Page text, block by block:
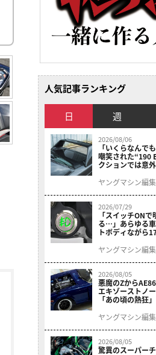
人気記事ランキング
日 週
2026/08/06
「いくらなんで
嘲笑された“190
クションでは意
ヤングマシン編
2026/07/29
「スイッチON
る…」あらゆる
トボディながら
ニット プレシャ
ヤングマシン編
2026/08/05
悪魔のZから
エキゾーストノ
「あの頃の熱狂
結！
ヤングマシン編
2026/08/05
驚異のスーパー